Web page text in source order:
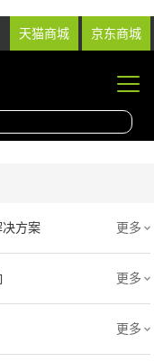
天猫商城 京东商城
方案 更多
更多
更多